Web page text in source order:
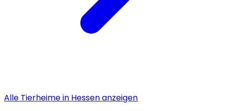
Alle Tierheimein Hessenanzeigen